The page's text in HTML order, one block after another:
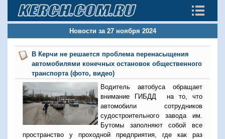
Новости за 27 ноября 2024
В Керчи не решается проблема перенасыщения
автомобилями конечных остановок общественного
транспорта (фото, видео)
Водитель автобуса обращает
внимание ГИБДД на то, что
автомобили сотрудников
судостроительного завода им.
Бутомы заполняют собой все
пространство у проходной предприятия, где как раз